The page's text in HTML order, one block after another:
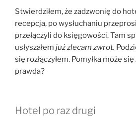
Stwierdziłem, że zadzwonię do
recepcja, po wysłuchaniu
przełączyli do księgowości. Tam
usłyszałem już zlecam zwrot.
się rozłączyłem. Pomyłka może
prawda?
Hotel po raz drugi